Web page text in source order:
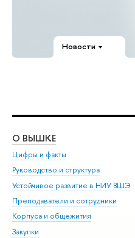
Новости
О ВЫШКЕ
Цифры и факты
Руководство и структура
Устойчивое развитие в НИУ ВШЭ
Преподаватели и сотрудники
Корпуса и общежития
Закупки